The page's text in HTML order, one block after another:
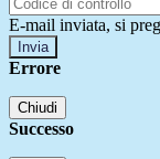
E-mail inviata, si
Errore
Chiudi
Successo